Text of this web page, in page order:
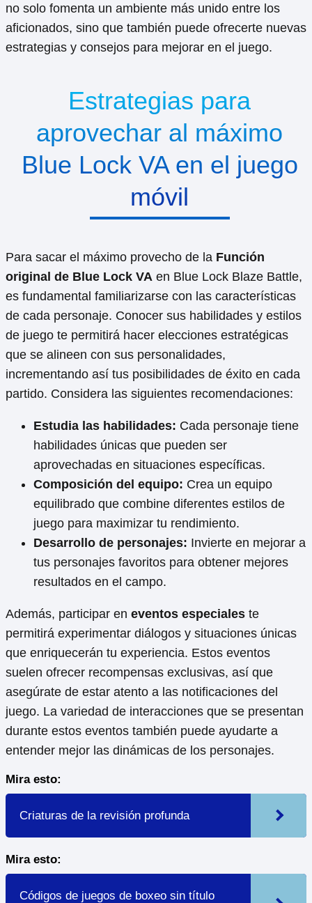
no solo fomenta un ambiente más unido entre los
aficionados, sino que también puede ofrecerte nuevas
estrategias y consejos para mejorar en el juego.
Estrategias para
aprovechar al máximo
Blue Lock VA en el juego
móvil
Para sacar el máximo provecho de la Función
original de Blue Lock VA en Blue Lock Blaze Battle,
es fundamental familiarizarse con las características
de cada personaje. Conocer sus habilidades y estilos
de juego te permitirá hacer elecciones estratégicas
que se alineen con sus personalidades,
incrementando así tus posibilidades de éxito en cada
partido. Considera las siguientes recomendaciones:
Estudia las habilidades: Cada personaje tiene
habilidades únicas que pueden ser
aprovechadas en situaciones específicas.
Composición del equipo: Crea un equipo
equilibrado que combine diferentes estilos de
juego para maximizar tu rendimiento.
Desarrollo de personajes: Invierte en mejorar a
tus personajes favoritos para obtener mejores
resultados en el campo.
Además, participar en eventos especiales te
permitirá experimentar diálogos y situaciones únicas
que enriquecerán tu experiencia. Estos eventos
suelen ofrecer recompensas exclusivas, así que
asegúrate de estar atento a las notificaciones del
juego. La variedad de interacciones que se presentan
durante estos eventos también puede ayudarte a
entender mejor las dinámicas de los personajes.
Mira esto:
Criaturas de la revisión profunda
Mira esto:
Códigos de juegos de boxeo sin título